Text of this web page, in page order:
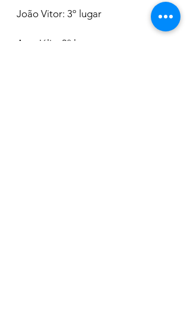
João Vitor: 3º lugar
Ana Júlia: 3º lugar